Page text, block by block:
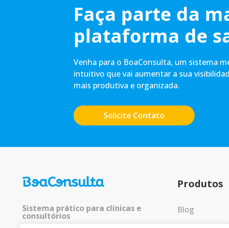
Faça parte da
plataforma de
Venha para o BoaConsulta, um sistema
intuitivo que vai aumentar a sua
mais produtiva e organizada.
Solicite Contato
Sistema prático para clínicas e
consultórios
Produtos
Blog